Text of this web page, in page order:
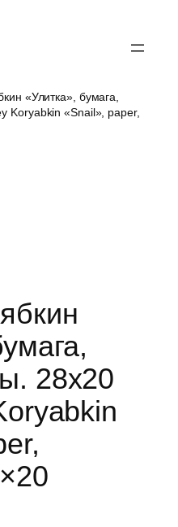
«Улитка», бумага,
Koryabkin «Snail», paper,
28х20